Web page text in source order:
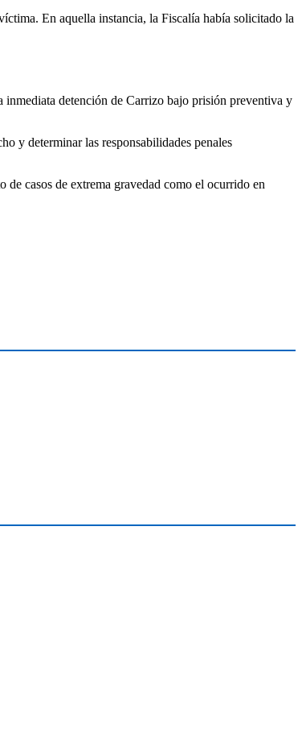
En aquella instancia, la Fiscalía había solicitado la
detención de Carrizo bajo prisión preventiva y
y determinar las responsabilidades penales
casos de extrema gravedad como el ocurrido en